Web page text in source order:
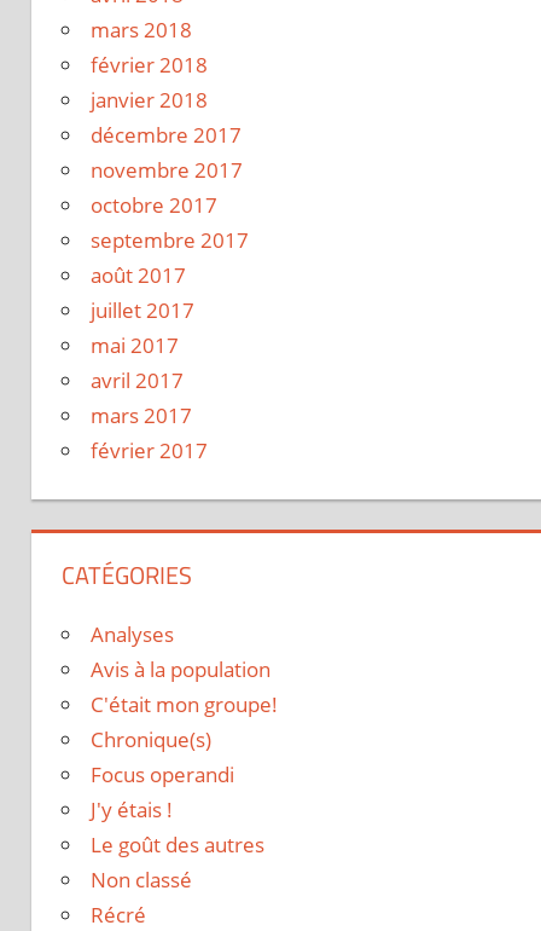
mars 2018
février 2018
janvier 2018
décembre 2017
novembre 2017
octobre 2017
septembre 2017
août 2017
juillet 2017
mai 2017
avril 2017
mars 2017
février 2017
CATÉGORIES
Analyses
Avis à la population
C'était mon groupe!
Chronique(s)
Focus operandi
J'y étais !
Le goût des autres
Non classé
Récré